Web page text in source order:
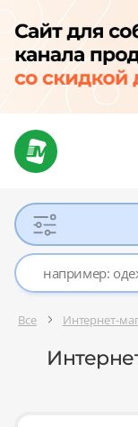
Все Интернет-